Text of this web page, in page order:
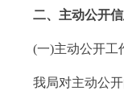
DEUTSCH
ESPAÑOL
二、主动公开信
(一)主动公开工作
我局对主动公开